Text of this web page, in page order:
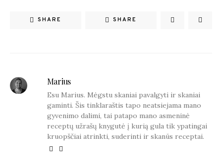
SHARE SHARE
Marius
Esu Marius. Mėgstu skaniai pavalgyti ir skaniai
gaminti. Šis tinklaraštis tapo neatsiejama mano
gyvenimo dalimi, tai patapo mano asmeninė
receptų užrašų knygutė į kurią gula tik ypatingai
kruopščiai atrinkti, suderinti ir skanūs receptai.